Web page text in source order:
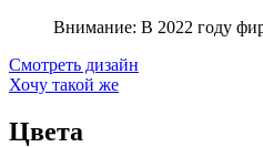
Внимание: В 2022 году
Смотреть дизайн
Хочу такой же
Цвета